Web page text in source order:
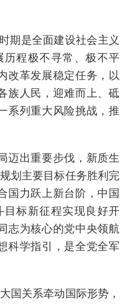
期是全面建设社会主义
程极不寻常、极不平
改革发展稳定任务，以
族人民，迎难而上、砥
系列重大风险挑战，推
迈出重要步伐，新质生
划主要目标任务胜利完
国力跃上新台阶，中国
标新征程实现良好开
志为核心的党中央领航
科学指引，是全党全军
国关系牵动国际形势，